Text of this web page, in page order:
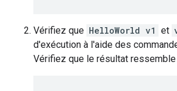
Vérifiez que HelloWorld v1 et
d'exécution à l'aide des
Vérifiez que le résultat ressemble